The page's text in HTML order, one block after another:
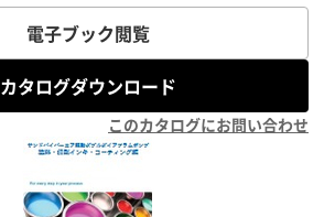
電子ブック閲覧
カタログダウンロード
このカタログにお問い合わせ